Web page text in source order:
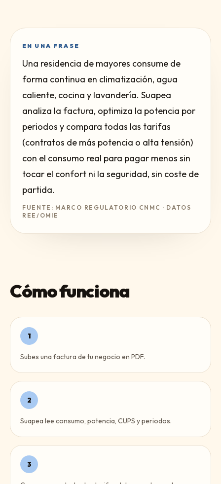
EN UNA FRASE
Una residencia de mayores consume de
forma continua en climatización, agua
caliente, cocina y lavandería. Suapea
analiza la factura, optimiza la potencia por
periodos y compara todas las tarifas
(contratos de más potencia o alta tensión)
con el consumo real para pagar menos sin
tocar el confort ni la seguridad, sin coste de
partida.
FUENTE: MARCO REGULATORIO CNMC · DATOS
REE/OMIE
Cómo funciona
1
Subes una factura de tu negocio en PDF.
2
Suapea lee consumo, potencia, CUPS y periodos.
3